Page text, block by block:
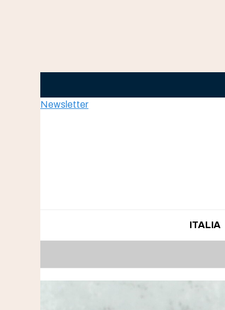
Newsletter
ITALIA